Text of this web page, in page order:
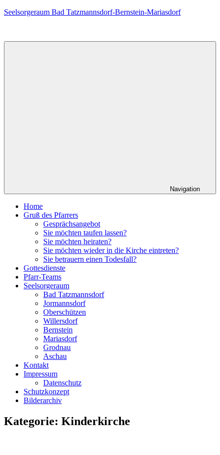
Zum
Seelsorgeraum Bad Tatzmannsdorf-Bernstein-Mariasdorf
Navigation
Home
Gruß des Pfarrers
Gesprächsangebot
Sie möchten taufen lassen?
Sie möchten heiraten?
Sie möchten wieder in die Kirche eintreten?
Sie betrauern einen Todesfall?
Gottesdienste
Pfarr-Teams
Seelsorgeraum
Bad Tatzmannsdorf
Jormannsdorf
Oberschützen
Willersdorf
Bernstein
Mariasdorf
Grodnau
Aschau
Kontakt
Impressum
Datenschutz
Schutzkonzept
Bilderarchiv
Kategorie: Kinderkirche